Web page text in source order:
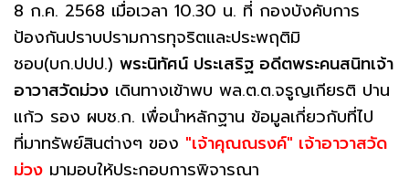
8 ก.ค. 2568 เมื่อเวลา 10.30 น. ที่ กองบังคับการ
ป้องกันปราบปรามการทุจริตและประพฤติมิ
ชอบ(บก.ปปป.) พระนิทัศน์ ประเสริฐ อดีตพระคนสนิทเจ้า
อาวาสวัดม่วง เดินทางเข้าพบ พล.ต.ต.จรูญเกียรติ ปาน
แก้ว รอง ผบช.ก. เพื่อนำหลักฐาน ข้อมูลเกี่ยวกับที่ไป
ที่มาทรัพย์สินต่างๆ ของ "เจ้าคุณณรงค์" เจ้าอาวาสวัด
ม่วง มามอบให้ประกอบการพิจารณา